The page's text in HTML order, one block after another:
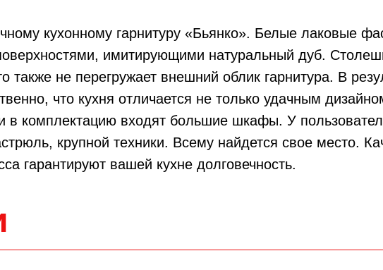
кухонному гарнитуру «Бьянко». Белые лаковые
имитирующими натуральный дуб.
также не перегружает внешний облик гарнитура. В
что кухня отличается не только удачным
в комплектацию входят большие шкафы. У
крупной техники. Всему найдется свое место.
гарантируют вашей кухне долговечность.